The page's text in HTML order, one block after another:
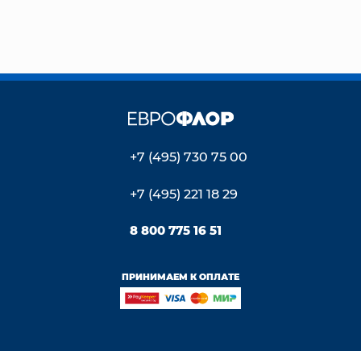
+7 (495) 730 75 00
+7 (495) 221 18 29
8 800 775 16 51
ПРИНИМАЕМ К ОПЛАТЕ